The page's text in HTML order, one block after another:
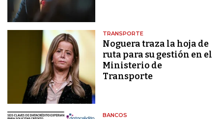
TRANSPORTE
Noguera traza la hoja de
ruta para su gestión en el
Ministerio de
Transporte
BANCOS